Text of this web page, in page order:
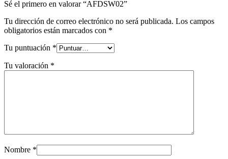
Sé el primero en valorar “AFDSW02”
Tu dirección de correo electrónico no será publicada. Los campos
obligatorios están marcados con *
Tu puntuación *
Tu valoración *
Nombre *